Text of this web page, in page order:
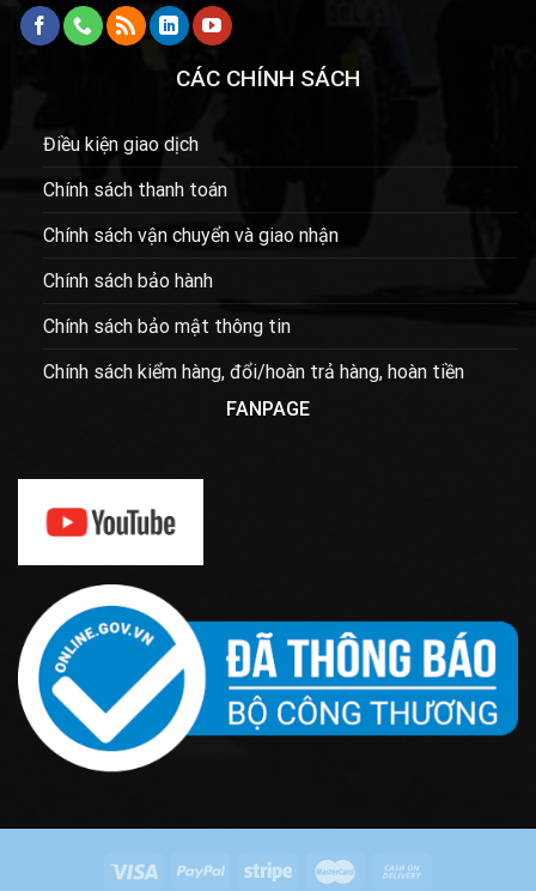
CÁC CHÍNH SÁCH
Điều kiện giao dịch
Chính sách thanh toán
Chính sách vận chuyển và giao nhận
Chính sách bảo hành
Chính sách bảo mật thông tin
Chính sách kiểm hàng, đổi/hoàn trả hàng, hoàn tiền
FANPAGE